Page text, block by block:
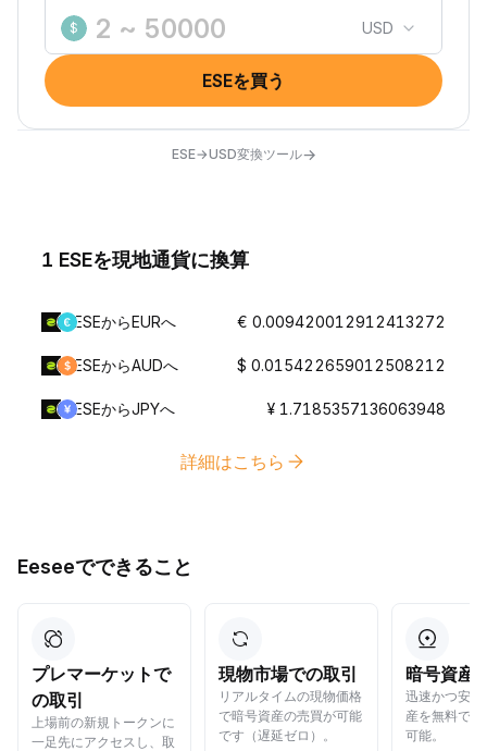
$ USD
ESEを買う
ESE→USD変換ツール→
1 ESEを現地通貨に換算
ESEからEURへ € 0.009420012912413272
ESEからAUDへ $ 0.015422659012508212
ESEからJPYへ ¥ 1.7185357136063948
詳細はこちら
Eeseeでできること
プレマーケットで
の取引
上場前の新規トークンに
一足先にアクセスし、取
現物市場での取引
リアルタイムの現物価格
で暗号資産の売買が可能
です（遅延ゼロ）。
暗号資産
迅速かつ安
産を無料で
可能。